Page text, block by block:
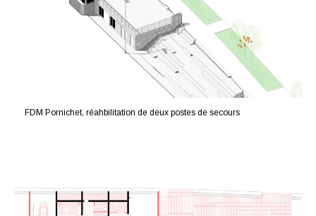
FDM Pornichet, réahbilitation de deux postes de secours